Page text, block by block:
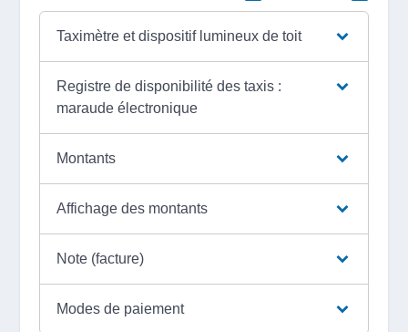
Taximètre et dispositif lumineux de toit
Registre de disponibilité des taxis :
maraude électronique
Montants
Affichage des montants
Note (facture)
Modes de paiement